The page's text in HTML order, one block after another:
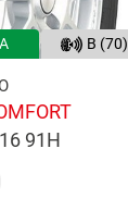
A B (70)
91H